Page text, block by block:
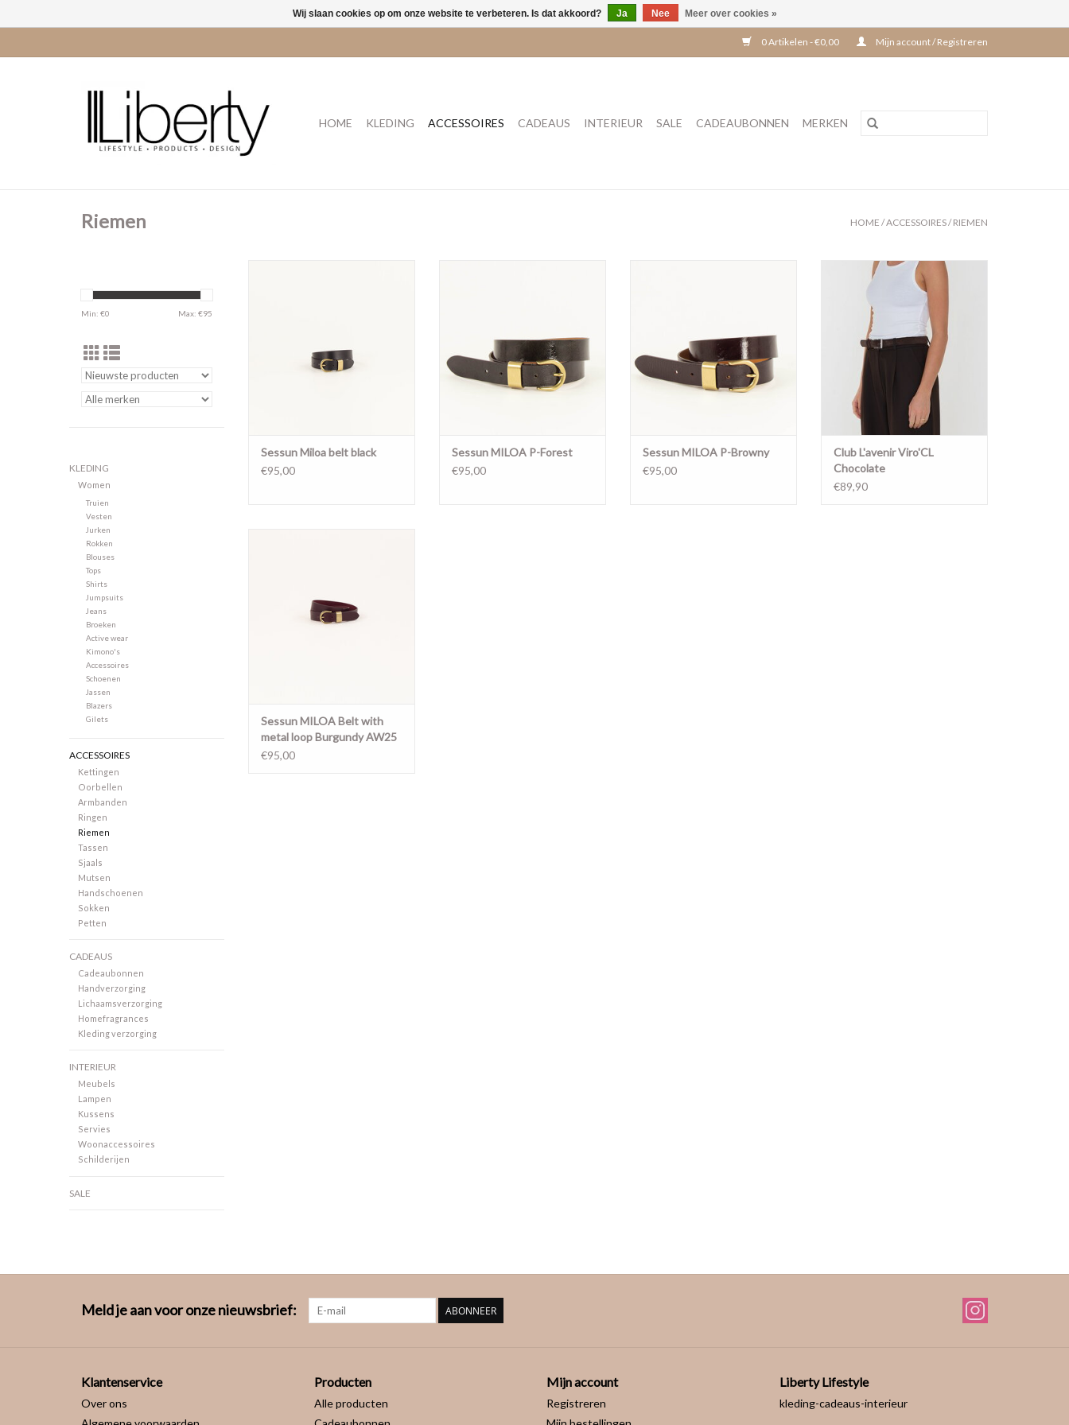
0 Artikelen - €0,00 Mijn account / Registreren
HOME KLEDING ACCESSOIRES CADEAUS INTERIEUR SALE CADEAUBONNEN MERKEN
Riemen HOME /ACCESSOIRES/RIEMEN
Min: €0 Max: €95
KLEDING
Women
Truien
Vesten
Jurken
Rokken
Blouses
Tops
Shirts
Jumpsuits
Jeans
Broeken
Active wear
Kimono's
Accessoires
Schoenen
Jassen
Blazers
Gilets
ACCESSOIRES
Kettingen
Oorbellen
Armbanden
Ringen
Riemen
Tassen
Sjaals
Mutsen
Handschoenen
Sokken
Petten
CADEAUS
Cadeaubonnen
Handverzorging
Lichaamsverzorging
Homefragrances
Kleding verzorging
INTERIEUR
Meubels
Lampen
Kussens
Servies
Woonaccessoires
Schilderijen
SALE
Sessun Miloa belt black
€95,00
Sessun MILOA P-Forest
€95,00
Sessun MILOA P-Browny
€95,00
Viro'CL Chocolate
TOEVOEGEN AAN WINKELWAGEN
Club L'avenir Viro'CL
Chocolate
€89,90
Sessun MILOA Belt with
metal loop Burgundy AW25
€95,00
Meld je aan voor onze nieuwsbrief: ABONNEER
Klantenservice
Over ons
Producten
Alle producten
Mijn account
Registreren
Liberty Lifestyle
kleding-cadeaus-interieur
Wij slaan cookies op om onze website te verbeteren. Is dat akkoord? Ja Nee Meer over cookies »